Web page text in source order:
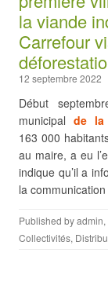
la viande
Carrefour
12 septembre 2022
Début
municipalde la
163 000
au maire, a eu
indique qu’il a
la
Published byadmin,
Collectivités,